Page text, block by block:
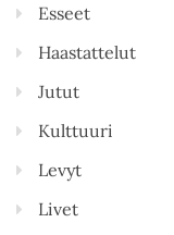
Esseet
Haastattelut
Jutut
Kulttuuri
Levyt
Livet